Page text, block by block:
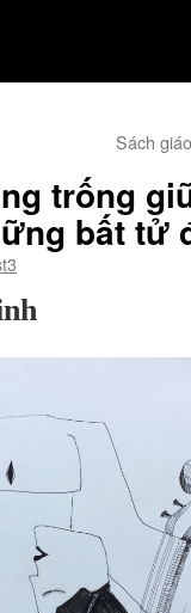
Sách
trống
bất tử